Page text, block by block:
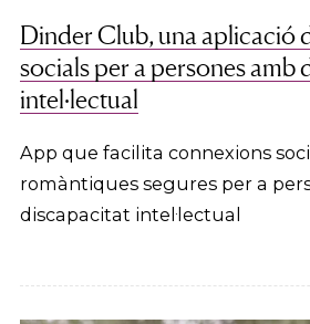
Dinder Club, una aplicació
socials per a persones amb
intel·lectual
App que facilita connexions
romàntiques segures per a
discapacitat intel·lectual